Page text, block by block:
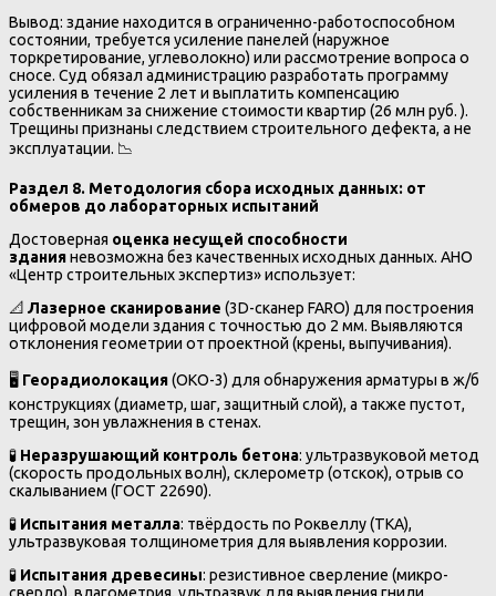
Вывод: здание находится в ограниченно-работоспособном
состоянии, требуется усиление панелей (наружное
торкретирование, углеволокно) или рассмотрение вопроса о
сносе. Суд обязал администрацию разработать программу
усиления в течение 2 лет и выплатить компенсацию
собственникам за снижение стоимости квартир (26 млн руб. ).
Трещины признаны следствием строительного дефекта, а не
эксплуатации. 📉
Раздел 8. Методология сбора исходных данных: от
обмеров до лабораторных испытаний
Достоверная оценка несущей способности
зданияневозможна без качественных исходных данных. АНО
«Центр строительных экспертиз» использует:
📐 Лазерное сканирование (3D-сканер FARO) для построения
цифровой модели здания с точностью до 2 мм. Выявляются
отклонения геометрии от проектной (крены, выпучивания).
🖥️ Георадиолокация(ОКО-3) для обнаружения арматуры в ж/б
конструкциях (диаметр, шаг, защитный слой), а также пустот,
трещин, зон увлажнения в стенах.
🧪 Неразрушающий контроль бетона: ультразвуковой метод
(скорость продольных волн), склерометр (отскок), отрыв со
скалыванием (ГОСТ 22690).
🧪 Испытания металла: твёрдость по Роквеллу (TKA),
ультразвуковая толщинометрия для выявления коррозии.
🧪 Испытания древесины: резистивное сверление (микро-
сверло), влагометрия, ультразвук для выявления гнили.